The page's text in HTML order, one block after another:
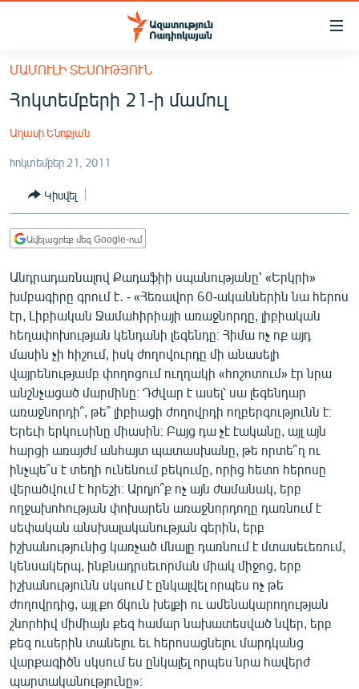
Մատչելիության
հիմնական
բովանդակությանը
հիմնական
մենյուին
ՀԱՅԱՍՏԱՆ
ՔԱՂԱՔԱԿԱՆ
ԸՆՏՐՈՒԹՅՈՒՆՆԵՐ 2026
ԻՐԱՎՈՒՆՔ
ՀԱՍԱՐԱԿՈՒԹՅՈՒՆ
ՂԱՐԱԲԱՂ
ՊԱՏԵՐԱԶՄԻ 6 ՇԱԲԱԹՆԵՐԸ
ՏԱՐԱԾԱՇՐՋԱՆ
ՄԻՋԱԶԳԱՅԻՆ
ՄՇԱԿՈՒՅԹ
ՍՊՈՐՏ
ՄԵԿՆԱԲԱՆՈՒԹՅՈՒՆ
ՏՏ ԵՒ ԻՆՏԵՐՆԵՏ
ԿՈՐՈՆԱՎԻՐՈՒՍ
ԱՐԽԻՎ
ՏԵՍԱՆՅՈՒԹԵՐ
ԲԱՆԱՎԵՃ
ՁԳՏԵԼՈՎ ԼԱՎԱԳՈՒՅՆԻՆ
ՓՈԴՔԱՍԹ
ՄԱՄՈՒԼԻ ՏԵՍՈՒԹՅՈՒՆ
Հոկտեմբերի 21-ի մամուլ
Աղասի Ենոքյան
հոկտեմբեր 21, 2011
Կիսվել
Ավելացրեք մեզ Google-ում
Անդրադառնալով Քադաֆիի սպանությանը՝ «Երկրի»
խմբագիրը գրում է․ - «Հեռավոր 60-ականներին նա հերոս
էր, Լիբիական Ջամահիրիայի առաջնորդը, լիբիական
հեղափոխության կենդանի լեգենդը։ Հիմա ոչ ոք այդ
մասին չի հիշում, իսկ ժողովուրդը մի անասելի
վայրենությամբ փողոցում ուղղակի «հոշոտում» էր նրա
անշնչացած մարմինը։ Դժվար է ասել՝ սա լեգենդար
առաջնորդի՞, թե՞ լիբիացի ժողովրդի ողբերգությունն է։
Երեւի երկուսինը միասին։ Բայց դա չէ էականը, այլ այն
հարցի առայժմ անհայտ պատասխանը, թե որտե՞ղ ու
ինչպե՞ս է տեղի ունենում բեկումը, որից հետո հերոսը
վերածվում է հրեշի։ Արդյո՞ք ոչ այն ժամանակ, երբ
ողջախոհության փոխարեն առաջնորդողը դառնում է
սեփական անսխալականության գերին, երբ
իշխանությունից կառչած մնալը դառնում է մտասեւեռում,
կենսակերպ, ինքնադրսեւորման միակ միջոց, երբ
իշխանությունն սկսում է ընկալվել որպես ոչ թե
ժողովրդից, այլ քո ճկուն խելքի ու ամենակարողության
շնորհիվ միմիայն քեզ համար նախատեսված նվեր, երբ
քեզ ուսերին տանելու եւ հերոսացնելու մարդկանց
վարքագիծն սկսում ես ընկալել որպես նրա հավերժ
պարտականությունը»։